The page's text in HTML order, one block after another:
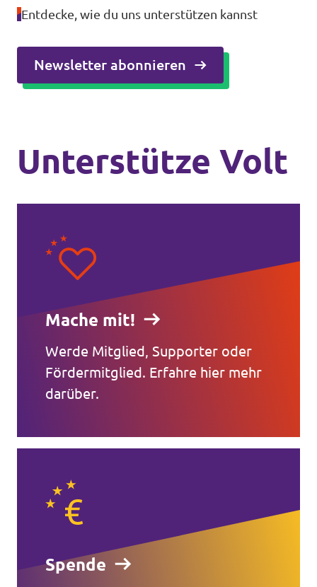
Entdecke, wie du uns unterstützen kannst
Newsletter abonnieren
Unterstütze Volt
Mache mit!
Werde Mitglied, Supporter oder
Fördermitglied. Erfahre hier mehr
darüber.
Spende